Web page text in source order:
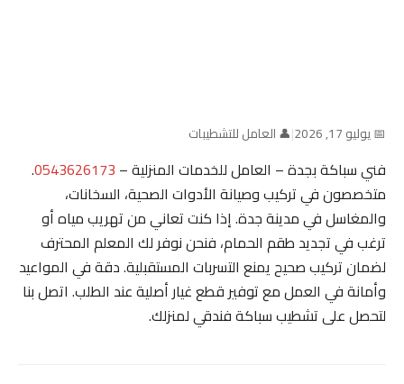
📅 يوليو 17, 2026 |👤 العامل للتشطيبات
فني سباكة بجدة – العامل للخدمات المنزلية –0543626173
.
متخصصون في تركيب وصيانة الأدوات الصحية، السخانات،
والمغاسل في مدينة جدة. إذا كنت تعاني من تهريب مياه أو
ترغب في تجديد طقم الحمام، فنحن نوفر لك المعلم المحترف
لضمان تركيب صحيح يمنع التسربات المستقبلية. دقة في المواعيد
وأمانة في العمل مع توفير قطع غيار أصلية عند الطلب. اتصل بنا
لتحصل على تشطيب سباكة فندقي لمنزلك.